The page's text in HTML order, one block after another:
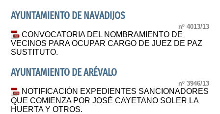
AYUNTAMIENTO DE NAVADIJOS
nº 4013/13
CONVOCATORIA DEL NOMBRAMIENTO DE
VECINOS PARA OCUPAR CARGO DE JUEZ DE PAZ
SUSTITUTO.
AYUNTAMIENTO DE ARÉVALO
nº 3946/13
NOTIFICACIÓN EXPEDIENTES SANCIONADORES
QUE COMIENZA POR JOSÉ CAYETANO SOLER LA
HUERTA Y OTROS.